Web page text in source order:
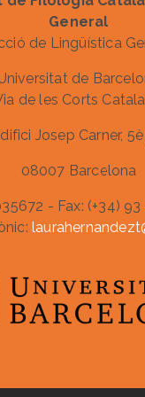
General
de Lingüística
de
de les Corts
Josep Carner,
08007 Barcelona
- Fax: (+34)